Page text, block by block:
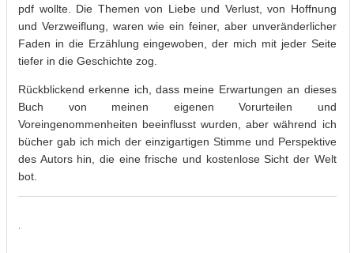
pdf wollte. Die Themen von Liebe und Verlust, von Hoffnung
und Verzweiflung, waren wie ein feiner, aber unveränderlicher
Faden in die Erzählung eingewoben, der mich mit jeder Seite
tiefer in die Geschichte zog.
Rückblickend erkenne ich, dass meine Erwartungen an dieses
Buch von meinen eigenen Vorurteilen und
Voreingenommenheiten beeinflusst wurden, aber während ich
bücher gab ich mich der einzigartigen Stimme und Perspektive
des Autors hin, die eine frische und kostenlose Sicht der Welt
bot.